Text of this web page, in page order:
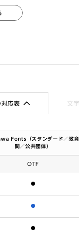
対応表 文
Fonts（スタンダード／教
関／公共団体）
OTF